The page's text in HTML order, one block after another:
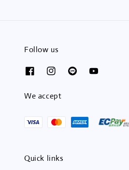
Follow us
We accept
Quick links